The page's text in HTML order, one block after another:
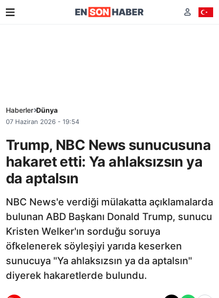
Haberler Dünya
07 Haziran 2026 - 19:54
Trump, NBC News sunucusuna
hakaret etti: Ya ahlaksızsın ya
da aptalsın
NBC News'e verdiği mülakatta açıklamalarda
bulunan ABD Başkanı Donald Trump, sunucu
Kristen Welker'ın sorduğu soruya
öfkelenerek söyleşiyi yarıda keserken
sunucuya "Ya ahlaksızsın ya da aptalsın"
diyerek hakaretlerde bulundu.